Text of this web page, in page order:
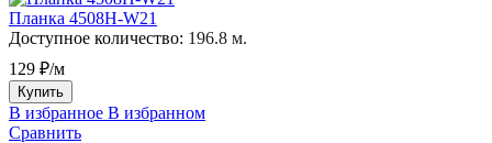
Планка 4508H-W21
Доступное количество: 196.8 м.
129 ₽/м
Купить
В избранное В избранном
Сравнить